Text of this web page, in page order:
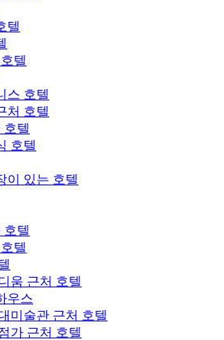
텔
텔
스 호텔
처 호텔
호텔
호텔
이 있는 호텔
호텔
텔
움 근처 호텔
우스
미술관 근처 호텔
가 근처 호텔